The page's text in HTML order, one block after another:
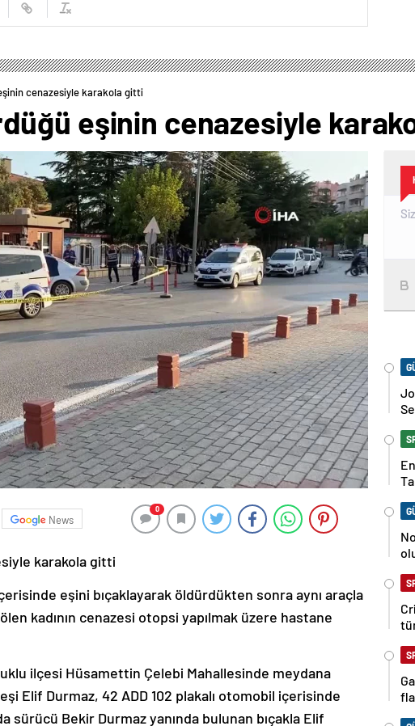
cenazesiyle karakola gitti
eşinin cenazesiyle
News
0
karakola gitti
eşini bıçaklayarak öldürdükten sonra aynı araçla
kadının cenazesi otopsi yapılmak üzere hastane
ilçesi Hüsamettin Çelebi Mahallesinde meydana
Elif Durmaz, 42 ADD 102 plakalı otomobil içerisinde
sürücü Bekir Durmaz yanında bulunan bıçakla Elif